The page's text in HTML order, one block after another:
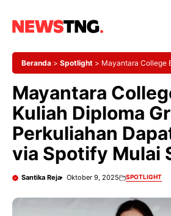
Beranda > Spotlight > Mayantara College
Mayantara
Kuliah Diploma
Perkuliahan
via Spotify Mulai
Santika Reja Oktober 9, 2025 SPOTLIGHT